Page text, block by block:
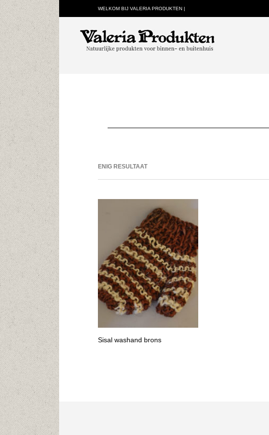
WELKOM BIJ VALERIA PRODUKTEN |
ENIG RESULTAAT
Sisal washand brons